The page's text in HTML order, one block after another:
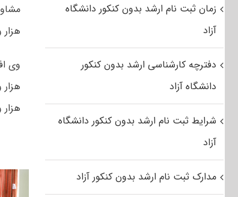
هزار و ۷۲۵ داوطلب علاقمندی خود را به شرکت در آزمون کدرشته
هزار و ۹۳۸ کارت برای مردان
زمان ثبت نام ارشد بدون کنکور دانشگاه
آزاد
دفترچه کارشناسی ارشد بدون کنکور
دانشگاه آزاد
شرایط ثبت نام ارشد بدون کنکور دانشگاه
آزاد
مدارک ثبت نام ارشد بدون کنکور آزاد